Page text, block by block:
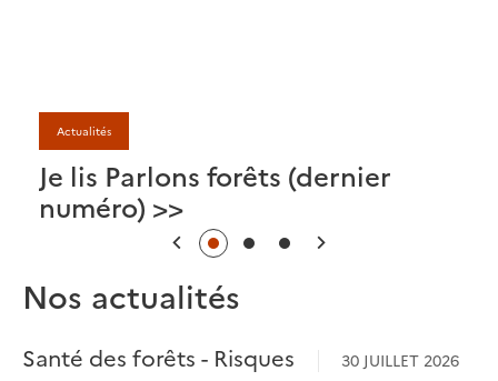
Actualités
Je lis Parlons forêts (dernier
numéro) >>
Nos actualités
Santé des forêts - Risques 30 JUILLET 2026